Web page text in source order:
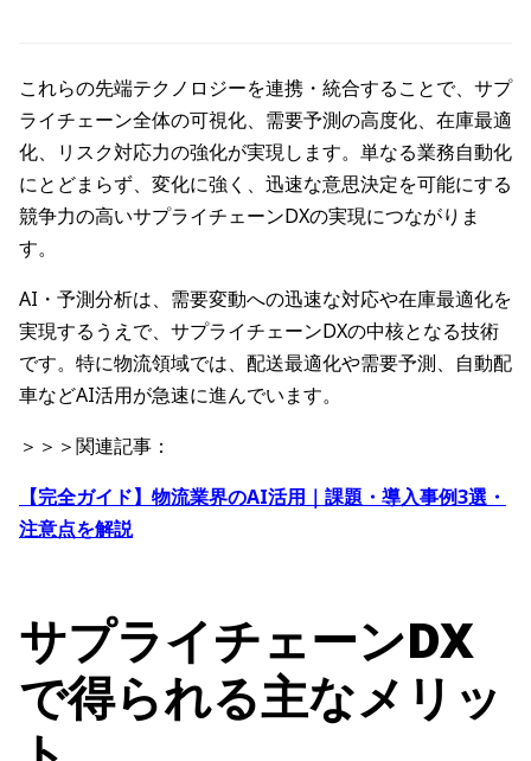
これらの先端テクノロジーを連携・統合することで、サプ
ライチェーン全体の可視化、需要予測の高度化、在庫最適
化、リスク対応力の強化が実現します。単なる業務自動化
にとどまらず、変化に強く、迅速な意思決定を可能にする
競争力の高いサプライチェーンDXの実現につながりま
す。
AI・予測分析は、需要変動への迅速な対応や在庫最適化を
実現するうえで、サプライチェーンDXの中核となる技術
です。特に物流領域では、配送最適化や需要予測、自動配
車などAI活用が急速に進んでいます。
＞＞＞関連記事：
【完全ガイド】物流業界のAI活用｜課題・導入事例3選・
注意点を解説
サプライチェーンDX
で得られる主なメリッ